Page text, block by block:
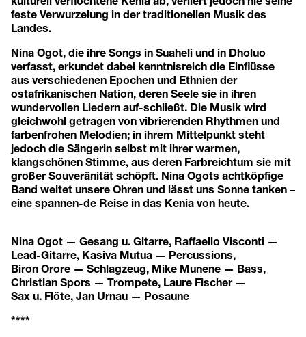
feste Verwurzelung in der traditionellen Musik des
Landes.
Nina Ogot, die ihre Songs in Suaheli und in Dholuo
verfasst, erkundet dabei kenntnisreich die Einflüsse
aus verschiedenen Epochen und Ethnien der
ostafrikanischen Nation, deren Seele sie in ihren
wundervollen Liedern auf-schließt. Die Musik wird
gleichwohl getragen von vibrierenden Rhythmen und
farbenfrohen Melodien; in ihrem Mittelpunkt steht
jedoch die Sängerin selbst mit ihrer warmen,
klangschönen Stimme, aus deren Farbreichtum sie mit
großer Souveränität schöpft. Nina Ogots achtköpfige
Band weitet unsere Ohren und lässt uns Sonne tanken –
eine spannen-de Reise in das Kenia von heute.
Nina Ogot — Gesang u. Gitarre, Raffaello Visconti —
Lead-Gitarre, Kasiva Mutua — Percussions,
Biron Orore — Schlagzeug, Mike Munene — Bass,
Christian Spors — Trompete, Laure Fischer —
Sax u. Flöte, Jan Urnau — Posaune
****